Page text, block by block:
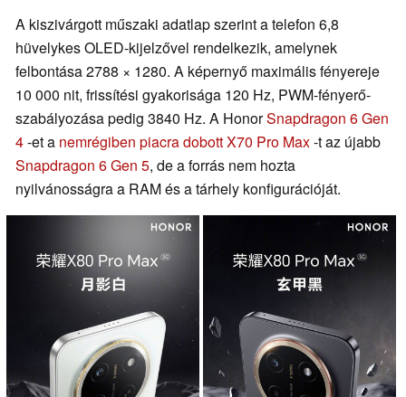
A kiszivárgott műszaki adatlap szerint a telefon 6,8
hüvelykes OLED-kijelzővel rendelkezik, amelynek
felbontása 2788 × 1280. A képernyő maximális fényereje
10 000 nit, frissítési gyakorisága 120 Hz, PWM-fényerő-
szabályozása pedig 3840 Hz. A HonorSnapdragon 6 Gen
4-et a nemrégiben piacra dobott X70 Pro Max-t az újabb
Snapdragon 6 Gen 5, de a forrás nem hozta
nyilvánosságra a RAM és a tárhely konfigurációját.